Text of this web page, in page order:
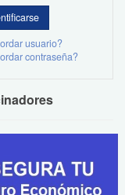
usuario?
contraseña?